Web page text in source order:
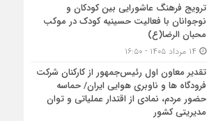
ترویج فرهنگ عاشورایی بین کودکان و
نوجوانان با فعالیت حسینیه کودک در موکب
محبان الرضا(ع)
تقدیر معاون اول رئیس‌جمهور از کارکنان شرکت
فرودگاه ها و ناوبری هوایی ایران/ حماسه
حضور مردم، نمادی از اقتدار عملیاتی و توان
مدیریتی کشور